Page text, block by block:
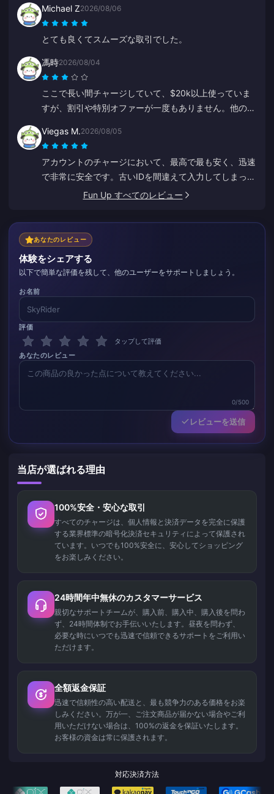
Michael Z2026/08/06
とても良くてスムーズな取引でした。
馮時2026/08/04
ここで長い間チャージしていて、$20k以上使っていま
すが、割引や特別オファーが一度もありません。他のプ
ます。常連客への特典がないのは残念です。
Viegas M.2026/08/05
アカウントのチャージにおいて、最高で最も安く、迅速
で非常に安全です。古いIDを間違えて入力してしまった
際、Annaがすぐに修正して正しい方にチャージしてく
Fun Up すべてのレビュー
あなたのレビュー
体験をシェアする
以下で簡単な評価を残して、他のユーザーをサポートしましょう。
お名前
評価
タップして評価
あなたのレビュー
0/500
レビューを送信
当店が選ばれる理由
100%安全・安心な取引
すべてのチャージは、個人情報と決済データを完全に保護
する業界標準の暗号化決済セキュリティによって保護され
ています。いつでも100%安全に、安心してショッピング
をお楽しみください。
24時間年中無休のカスタマーサービス
親切なサポートチームが、購入前、購入中、購入後を問わ
ず、24時間体制でお手伝いいたします。昼夜を問わず、
必要な時にいつでも迅速で信頼できるサポートをご利用い
ただけます。
全額返金保証
迅速で信頼性の高い配送と、最も競争力のある価格をお楽
しみください。万が一、ご注文商品が届かない場合やご利
用いただけない場合は、100%の返金を保証いたします。
お客様の資金は常に保護されます。
対応決済方法